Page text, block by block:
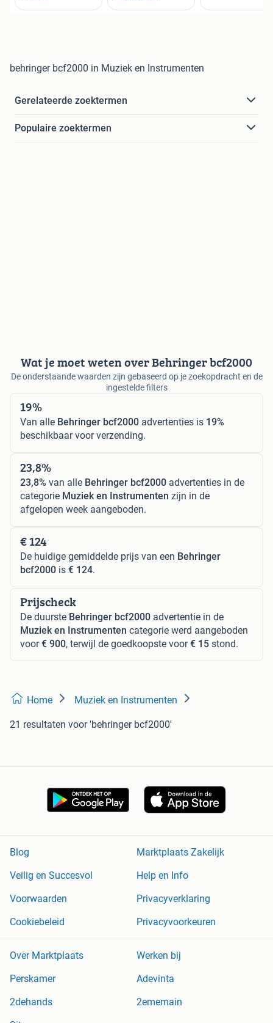
behringer bcf2000 in Muziek en Instrumenten
Gerelateerde zoektermen
Populaire zoektermen
Wat je moet weten over Behringer bcf2000
De onderstaande waarden zijn gebaseerd op je zoekopdracht en de
ingestelde filters
19%
Van alle Behringer bcf2000 advertenties is 19%
beschikbaar voor verzending.
23,8%
23,8% van alle Behringer bcf2000 advertenties in de
categorie Muziek en Instrumenten zijn in de
afgelopen week aangeboden.
€ 124
De huidige gemiddelde prijs van een Behringer
bcf2000 is € 124.
Prijscheck
De duurste Behringer bcf2000 advertentie in de
Muziek en Instrumenten categorie werd aangeboden
voor€ 900, terwijl de goedkoopste voor€ 15 stond.
Home Muziek en Instrumenten
21 resultaten voor 'behringer bcf2000'
Blog
Marktplaats Zakelijk
Veilig en Succesvol
Help en Info
Voorwaarden
Privacyverklaring
Cookiebeleid
Privacyvoorkeuren
Over Marktplaats
Werken bij
Perskamer
Adevinta
2dehands
2ememain